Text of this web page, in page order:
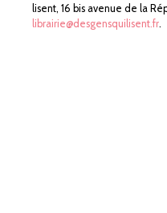
lisent, 16 bis avenue de la
librairie@desgensquilisent.fr.